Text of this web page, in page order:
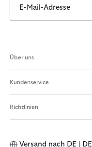
E-Mail-Adresse
Über uns
Kundenservice
Richtlinien
Versand nach DE | DE